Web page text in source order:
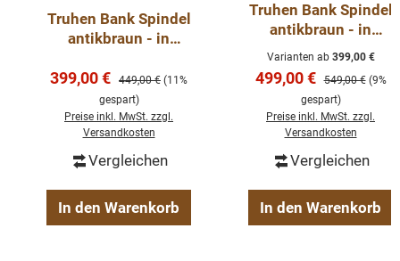
Truhen Bank Spindel
antikbraun - in
Größen
Verkaufspreis:
399,00 € Regulärer Preis:
449,00 € (11%
gespart)
Preise inkl. MwSt. zzgl.
Versandkosten
Vergleichen
In den Warenkorb
Truhen Bank Spindel
antikbraun - in
verschiedenen
Größen
Varianten ab399,00 €
Verkaufspreis:
499,00 € Regulärer Preis:
549,00 € (9%
gespart)
Preise inkl. MwSt. zzgl.
Versandkosten
Vergleichen
In den Warenkorb